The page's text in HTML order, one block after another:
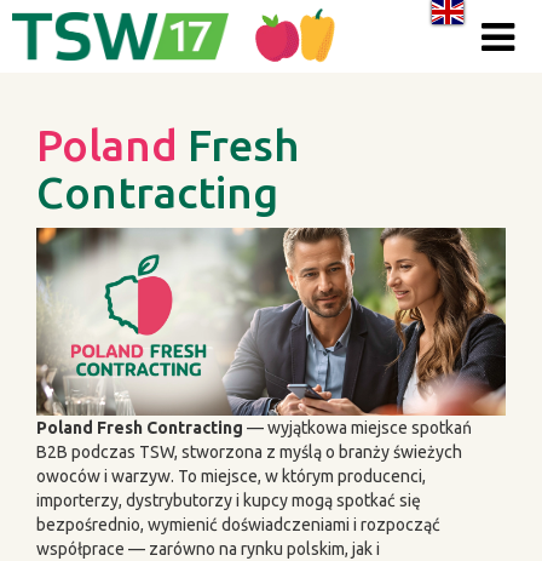
Skip to content
Poland Fresh
Contracting
Poland Fresh Contracting — wyjątkowa miejsce spotkań
B2B podczas TSW, stworzona z myślą o branży świeżych
owoców i warzyw. To miejsce, w którym producenci,
importerzy, dystrybutorzy i kupcy mogą spotkać się
bezpośrednio, wymienić doświadczeniami i rozpocząć
współprace — zarówno na rynku polskim, jak i